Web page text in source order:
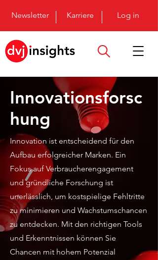
Newsletter Karriere Log in
Innovationsforsc
hung
Innovation ist entscheidend für den
Aufbau erfolgreicher Marken. Ein
Fokus auf Verbraucherengagement
und gründliche Forschung ist
unerlässlich, um kostspielige Fehltritte
zu minimieren und Wachstumschancen
zu entdecken. Mit den richtigen Tools
und Erkenntnissen können Sie
Chancen mit hohem Potenzial